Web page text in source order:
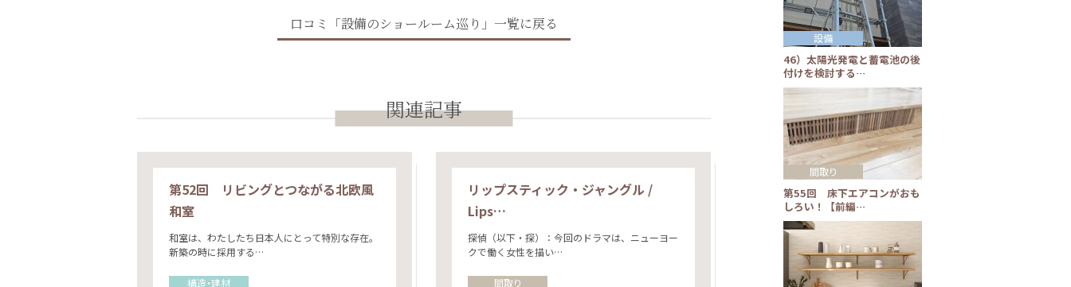
口コミ「設備のショールーム巡り」一覧に戻る
関連記事
第52回 リビングとつながる北欧風
和室
和室は、わたしたち日本人にとって特別な存在。
新築の時に採用する…
構造・建材
リップスティック・ジャングル /
Lips…
探偵（以下・探）：今回のドラマは、ニューヨー
クで働く女性を描い…
間取り
46）太陽光発電と蓄電池の後
付けを検討する…
設備
第55回 床下エアコンがおも
しろい！【前編…
間取り